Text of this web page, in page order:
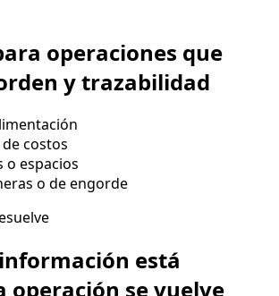
operaciones que
y trazabilidad
costos
o espacios
o de engorde
está
operación se vuelve